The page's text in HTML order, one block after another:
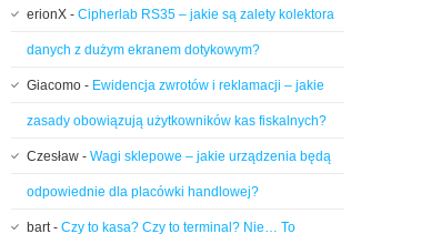
erionX - Cipherlab RS35 – jakie są zalety kolektora
danych z dużym ekranem dotykowym?
Giacomo - Ewidencja zwrotów i reklamacji – jakie
zasady obowiązują użytkowników kas fiskalnych?
Czesław - Wagi sklepowe – jakie urządzenia będą
odpowiednie dla placówki handlowej?
bart- Czy to kasa? Czy to terminal? Nie… To